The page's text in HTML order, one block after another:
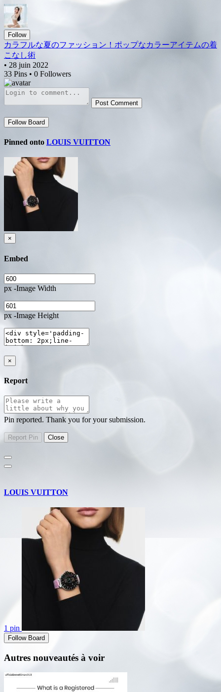
Follow
カラフルな夏のファッション！ポップなカラーアイテムの着
こなし術
• 28 juin 2022
33 Pins • 0 Followers
Post Comment
Follow Board
Pinned onto LOUIS VUITTON
×
Embed
px -Image Width
px -Image Height
×
Report
Pin reported. Thank you for your submission.
LOUIS VUITTON
1 pin
Follow Board
Autres nouveautés à voir